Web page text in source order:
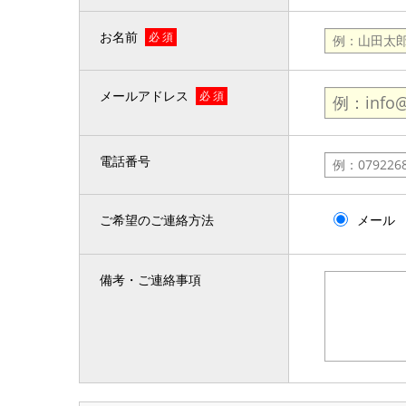
お名前 必 須
メールアドレス 必 須
電話番号
ご希望のご連絡方法 メール
備考・ご連絡事項